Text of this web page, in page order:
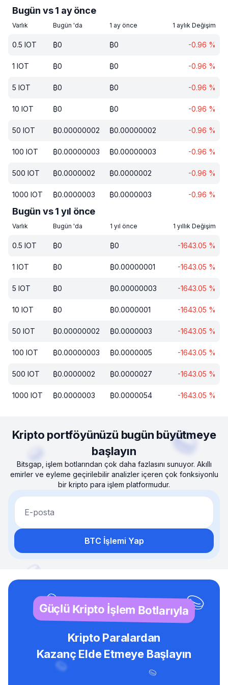
Bugün vs 1 ay önce
Varlık Bugün 'da 1 ay önce 1 aylık Değişim
0.5 IOT ₿0 ₿0 -0.96 %
1 IOT ₿0 ₿0 -0.96 %
5 IOT ₿0 ₿0 -0.96 %
10 IOT ₿0 ₿0 -0.96 %
50 IOT ₿0.00000002 ₿0.00000002 -0.96 %
100 IOT ₿0.00000003 ₿0.00000003 -0.96 %
500 IOT ₿0.0000002 ₿0.0000002 -0.96 %
1000 IOT ₿0.0000003 ₿0.0000003 -0.96 %
Bugün vs 1 yıl önce
Varlık Bugün 'da 1 yıl önce 1 yıllık Değişim
0.5 IOT ₿0 ₿0 -1643.05 %
1 IOT ₿0 ₿0.00000001 -1643.05 %
5 IOT ₿0 ₿0.00000003 -1643.05 %
10 IOT ₿0 ₿0.0000001 -1643.05 %
50 IOT ₿0.00000002 ₿0.0000003 -1643.05 %
100 IOT ₿0.00000003 ₿0.0000005 -1643.05 %
500 IOT ₿0.0000002 ₿0.0000027 -1643.05 %
1000 IOT ₿0.0000003 ₿0.0000054 -1643.05 %
Kripto portföyünüzü bugün büyütmeye
başlayın
Bitsgap, işlem botlarından çok daha fazlasını sunuyor. Akıllı
emirler ve eyleme geçirilebilir analizler içeren çok fonksiyonlu
bir kripto para işlem platformudur.
E-posta
BTC İşlemi Yap
Güçlü Kripto İşlem Botlarıyla
Kripto Paralardan
Kazanç Elde Etmeye Başlayın